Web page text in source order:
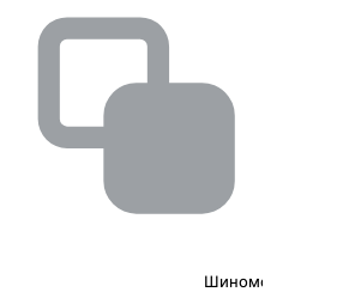
Шиномонтаж